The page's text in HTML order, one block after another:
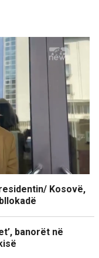
Kosovë,
banorët në